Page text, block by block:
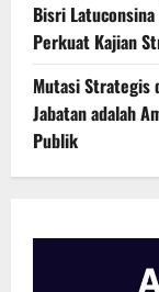
Bisri
Perkuat Kajian
Mutasi Strategis
Jabatan adalah
Publik